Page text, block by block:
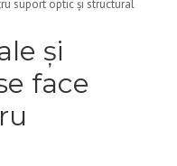
suport optic și structural
și
face